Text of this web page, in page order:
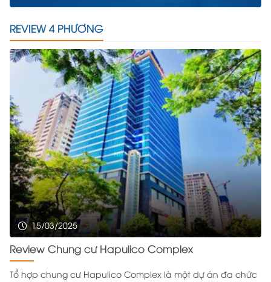
REVIEW 4 PHƯƠNG
15/03/2025
Review Chung cư Hapulico Complex
Tổ hợp chung cư Hapulico Complex là một dự án đa chức